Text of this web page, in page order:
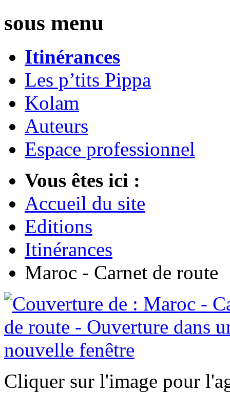
sous menu
Itinérances
Les p’tits Pippa
Kolam
Auteurs
Espace professionnel
Vous êtes ici :
Accueil du site
Editions
Itinérances
Maroc - Carnet de route
Cliquer sur l'image pour